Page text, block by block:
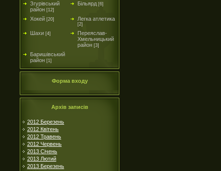
Згурівський
район [12]
Більярд [6]
Хокей [20] Легка атлетика
[2]
Шахи [4]
Переяслав-
Хмельницький
район [3]
Баришівський
район [1]
Форма входу
Архів записів
2012 Березень
2012 Квітень
2012 Травень
2012 Червень
2013 Січень
2013 Лютий
2013 Березень